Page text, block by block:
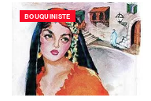
BOUQUINISTE